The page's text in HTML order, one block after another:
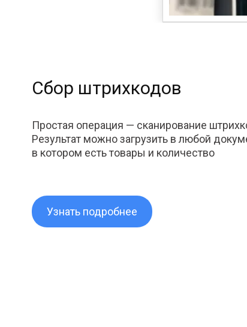
Сбор штрихкодов
Простая операция — сканирование
Результат можно загрузить в любой
в котором есть товары и количество
Узнать подробнее